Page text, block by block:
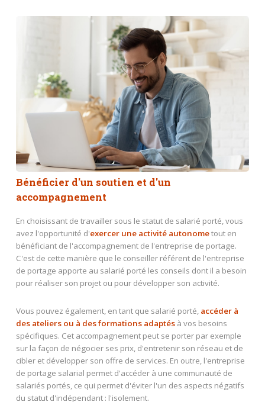
Bénéficier d'un soutien et d'un
accompagnement
En choisissant de travailler sous le statut de salarié porté, vous
avez l'opportunité d'exercer une activité autonometout en
bénéficiant de l'accompagnement de l'entreprise de portage.
C'est de cette manière que le conseiller référent de l'entreprise
de portage apporte au salarié porté les conseils dont il a besoin
pour réaliser son projet ou pour développer son activité.
Vous pouvez également, en tant que salarié porté, accéder à
des ateliers ou à des formations adaptésà vos besoins
spécifiques. Cet accompagnement peut se porter par exemple
sur la façon de négocier ses prix, d'entretenir son réseau et de
cibler et développer son offre de services. En outre, l'entreprise
de portage salarial permet d'accéder à une communauté de
salariés portés, ce qui permet d'éviter l'un des aspects négatifs
du statut d'indépendant : l'isolement.